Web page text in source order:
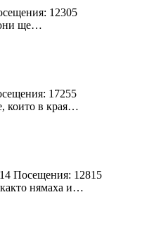
12305
юни ще…
17255
които в края…
Посещения: 12815
нямаха и…